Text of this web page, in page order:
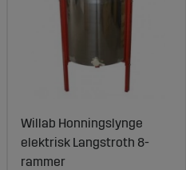
Willab Honningslynge
elektrisk Langstroth 8-
rammer